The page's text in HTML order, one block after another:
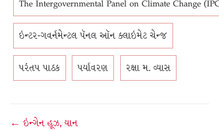
The Intergovernmental Panel on Climate Change
ઇન્ટર-ગવર્નમેન્ટલ પૅનલ ઑન ક્લાઇમેટ ચેન્જ
પરંતપ પાઠક પર્યાવરણ રક્ષા મ. વ્યાસ
Post
← ઇન્ગેન હૂઝ, યાન